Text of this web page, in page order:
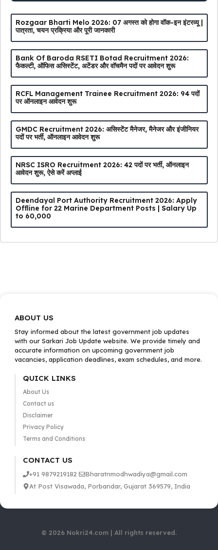
Rozgaar Bharti Melo 2026: 07 अगस्त को होगा वॉक-इन इंटरव्यू |
पात्रता, चयन प्रक्रिया और पूरी जानकारी
Bank Of Baroda RSETI Botad Recruitment 2026:
फैकल्टी, ऑफिस असिस्टेंट, अटेंडर और वॉचमैन पदों पर आवेदन शुरू
RCFL Management Trainee Recruitment 2026: 94 पदों
पर ऑनलाइन आवेदन शुरू
GMDC Recruitment 2026: असिस्टेंट मैनेजर, मैनेजर और इंजीनियर
पदों पर भर्ती, ऑनलाइन आवेदन शुरू
NRSC ISRO Recruitment 2026: 42 पदों पर भर्ती, ऑनलाइन
आवेदन शुरू, ऐसे करें अप्लाई
Deendayal Port Authority Recruitment 2026: Apply
Offline for 22 Marine Department Posts | Salary Up
to ₹60,000
ABOUT US
Stay informed about the latest government job updates
with our Sarkari Job Update website. We provide timely and
accurate information on upcoming government job
vacancies, application deadlines, exam schedules, and more.
QUICK LINKS
About Us
Contact us
Disclaimer
Privacy Policy
Terms and Conditions
CONTACT US
+91 9879219182
Bharatnmodhwadiya@gmail.com
At Post Visawada, Porbandar, Gujarat 369579, India
© 2026 Nokri24.com | All rights reserved.